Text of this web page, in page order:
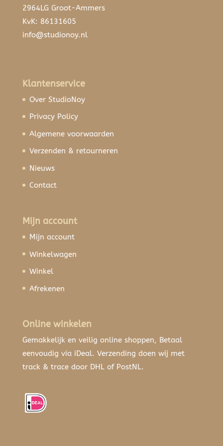
2964LG Groot-Ammers
KvK: 86131605
info@studionoy.nl
Klantenservice
Over StudioNoy
Privacy Policy
Algemene voorwaarden
Verzenden & retourneren
Nieuws
Contact
Mijn account
Mijn account
Winkelwagen
Winkel
Afrekenen
Online winkelen
Gemakkelijk en veilig online shoppen, Betaal
eenvoudig via iDeal. Verzending doen wij met
track & trace door DHL of PostNL.